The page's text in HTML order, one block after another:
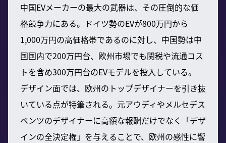
中国EVメーカーの最大の武器は、その圧倒的な価
格競争力にある。ドイツ勢のEVが800万円から
1,000万円の高価格帯であるのに対し、中国勢は中
国国内で200万円台、欧州市場でも関税や流通コス
トを含め300万円台のEVモデルを投入している。
デザイン面では、欧州のトップデザイナーを引き抜
いている点が特筆される。元アウディやメルセデス
ベンツのデザイナーに高額な報酬だけでなく「デザ
インの全決定権」を与えることで、欧州の感性に響